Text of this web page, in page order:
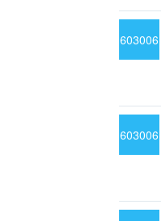
603006
603006